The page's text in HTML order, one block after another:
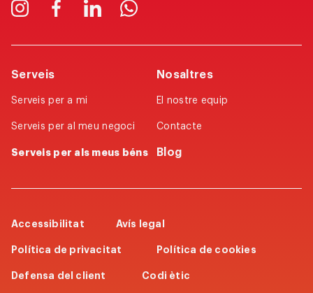
Serveis
Serveis per a mi
Serveis per al meu negoci
Serveis per als meus béns
Nosaltres
El nostre equip
Contacte
Blog
Accessibilitat Avís legal
Política de privacitat Política de cookies​
Defensa del client​ Codi ètic​